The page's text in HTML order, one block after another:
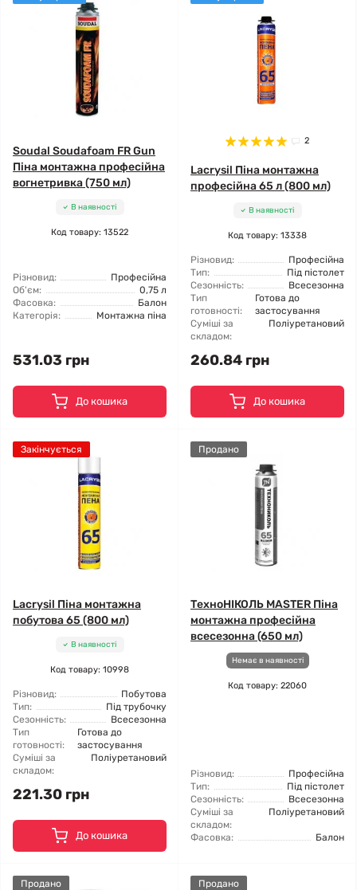
Soudal Soudafoam FR Gun
Піна монтажна професійна
вогнетривка (750 мл)
В наявності
Код товару: 13522
Різновид:
Професійна
Об'єм:
0,75 л
Фасовка:
Балон
Категорія:
Монтажна піна
531.03 грн
До кошика
2
Lacrysil Піна монтажна
професійна 65 л (800 мл)
В наявності
Код товару: 13338
Різновид:
Професійна
Тип:
Під пістолет
Сезонність:
Всесезонна
Тип
готовності:
Готова до
застосування
Суміші за
складом:
Поліуретановий
260.84 грн
До кошика
Закінчується
Lacrysil Піна монтажна
побутова 65 (800 мл)
В наявності
Код товару: 10998
Різновид:
Побутова
Тип:
Під трубочку
Сезонність:
Всесезонна
Тип
готовності:
Готова до
застосування
Суміші за
складом:
Поліуретановий
221.30 грн
До кошика
Продано
ТехноНІКОЛЬ MASTER Піна
монтажна професійна
всесезонна (650 мл)
Немає в наявності
Код товару: 22060
Різновид:
Професійна
Тип:
Під пістолет
Сезонність:
Всесезонна
Суміші за
складом:
Поліуретановий
Фасовка: Балон
Продано Продано